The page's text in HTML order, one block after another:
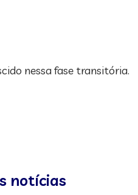
nessa fase transitória.
notícias